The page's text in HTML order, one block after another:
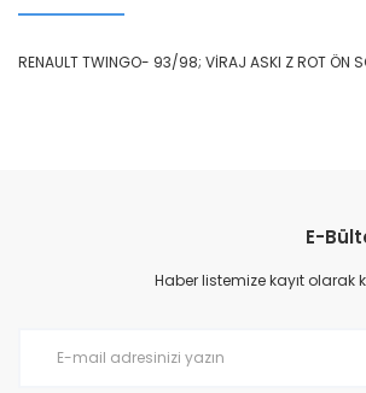
RENAULT TWINGO- 93/98; VİRAJ ASKI Z ROT
Ürün resmi kalitesiz, bozuk veya
Ürün açıklamasında eksik bilgiler
E-
Haber listemize kayıt